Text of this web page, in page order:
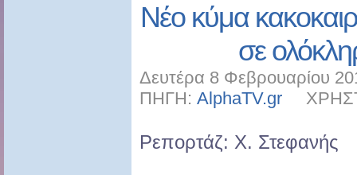
Νέο κύμα
σε
Δευτέρα 8 Φεβρουαρίου
ΠΗΓΗ: AlphaTV.gr
Ρεπορτάζ: Χ. Στεφανής